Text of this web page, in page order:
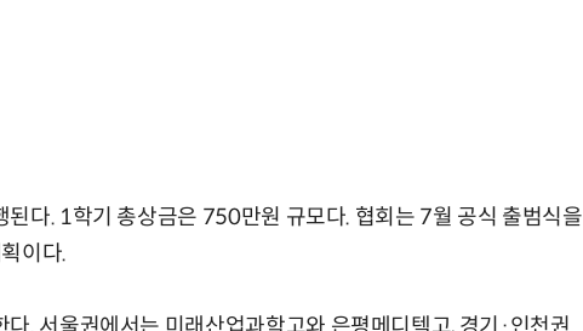
다. 1학기 총상금은 750만원 규모다. 협회는 7월 공식 출범식을
이다.